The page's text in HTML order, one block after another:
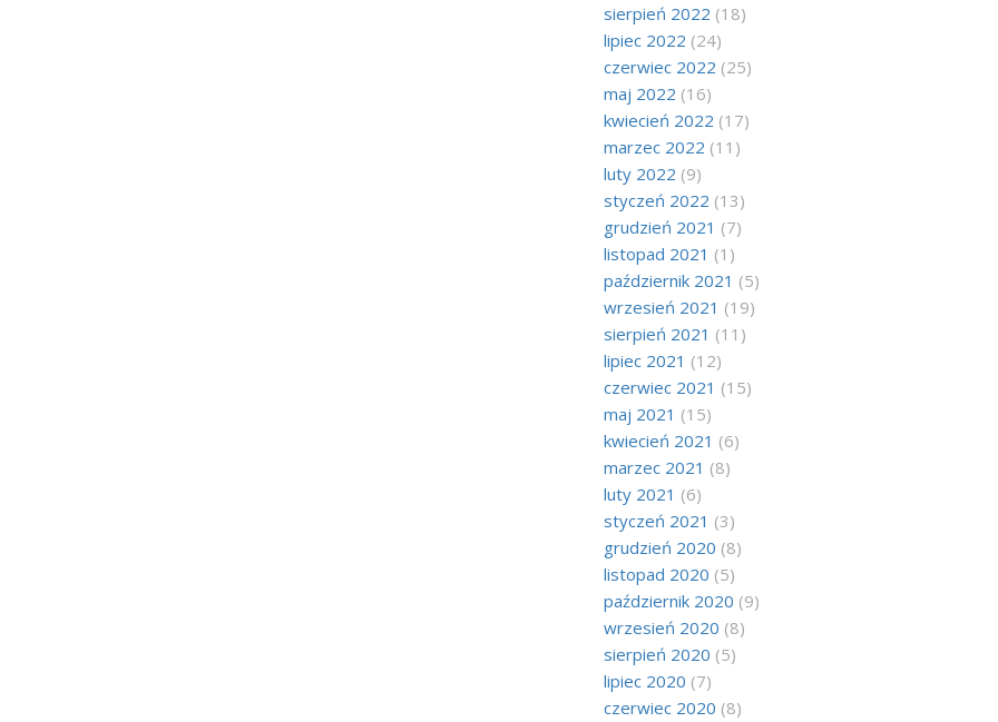
sierpień 2022 (18)
lipiec 2022 (24)
czerwiec 2022 (25)
maj 2022 (16)
kwiecień 2022 (17)
marzec 2022 (11)
luty 2022 (9)
styczeń 2022 (13)
grudzień 2021 (7)
listopad 2021 (1)
październik 2021 (5)
wrzesień 2021 (19)
sierpień 2021 (11)
lipiec 2021 (12)
czerwiec 2021 (15)
maj 2021 (15)
kwiecień 2021 (6)
marzec 2021 (8)
luty 2021 (6)
styczeń 2021 (3)
grudzień 2020 (8)
listopad 2020 (5)
październik 2020 (9)
wrzesień 2020 (8)
sierpień 2020 (5)
lipiec 2020 (7)
czerwiec 2020 (8)